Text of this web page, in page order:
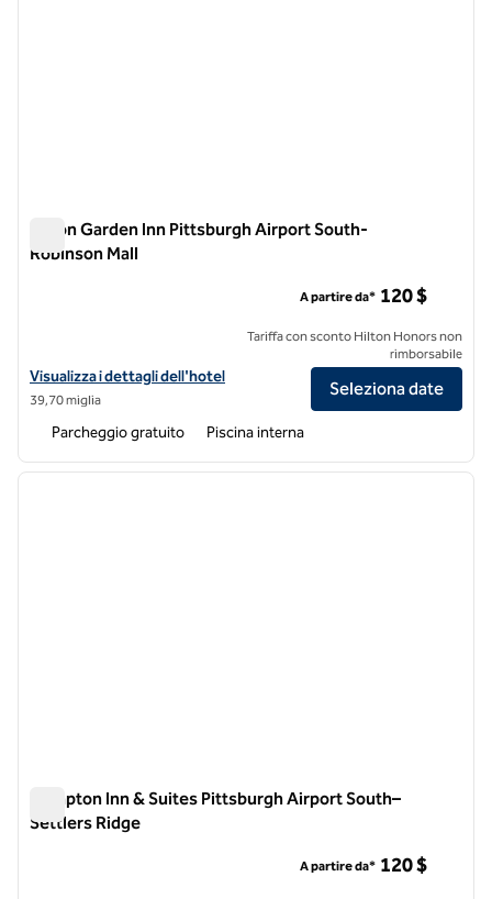
Hilton Garden Inn Pittsburgh Airport South-
Robinson Mall
Visualizza i dettagli dell'hotel per l'Hilton Garden Inn Pittsburgh
Visualizza i dettagli dell'hotel
39,70 miglia
A partire da* 120 $
Tariffa con sconto Hilton Honors non
rimborsabile
Seleziona date
Parcheggio gratuito Piscina interna
1 di 12
Hampton Inn & Suites Pittsburgh Airport South–
Settlers Ridge
A partire da* 120 $